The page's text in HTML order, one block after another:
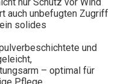
auch unbefugten Zugriff
solides
und
– optimal für